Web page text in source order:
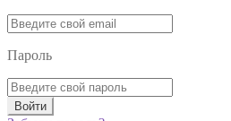
Пароль
Войти